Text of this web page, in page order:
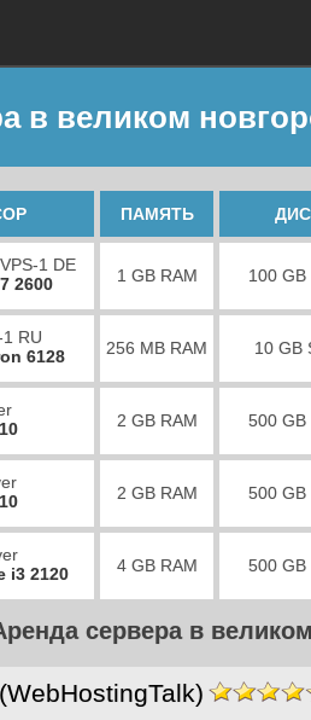
в великом
ПАМЯТЬ
1 DE
2600
1 GB RAM 100 GB
RU
6128
256 MB RAM 10 GB
2 GB RAM 500 GB
2 GB RAM 500 GB
i3 2120
4 GB RAM 500 GB
сервера в
(WebHostingTalk)